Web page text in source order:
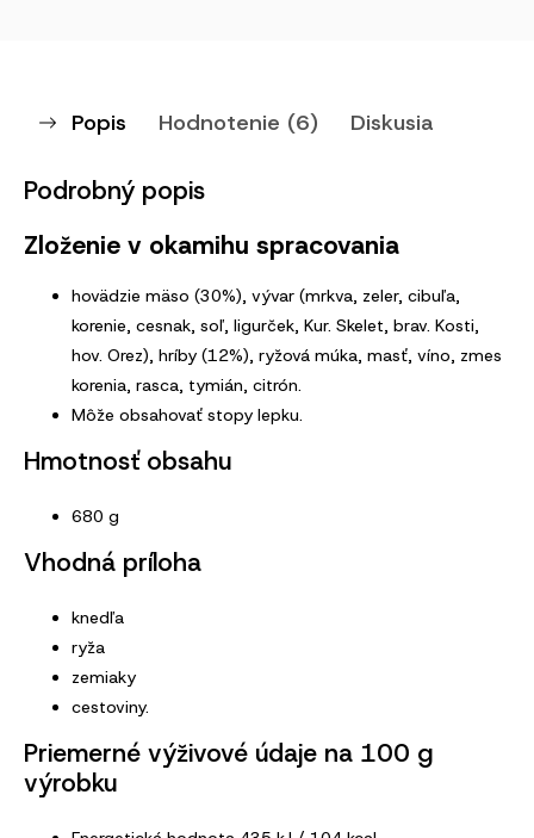
Popis Hodnotenie (6) Diskusia
Podrobný popis
Zloženie v okamihu spracovania
hovädzie mäso (30%), vývar (mrkva, zeler, cibuľa,
korenie, cesnak, soľ, ligurček, Kur. Skelet, brav. Kosti,
hov. Orez), hríby (12%), ryžová múka, masť, víno, zmes
korenia, rasca, tymián, citrón.
Môže obsahovať stopy lepku.
Hmotnosť obsahu
680 g
Vhodná príloha
knedľa
ryža
zemiaky
cestoviny.
Priemerné výživové údaje na 100 g
výrobku